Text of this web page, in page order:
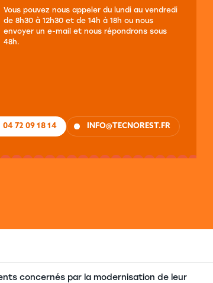
Vous pouvez nous appeler du lundi au vendredi
de 8h30 à 12h30 et de 14h à 18h ou nous
envoyer un e-mail et nous répondrons sous
48h.
04 72 09 18 14 INFO@TECNOREST.FR
concernés par la modernisation de leur